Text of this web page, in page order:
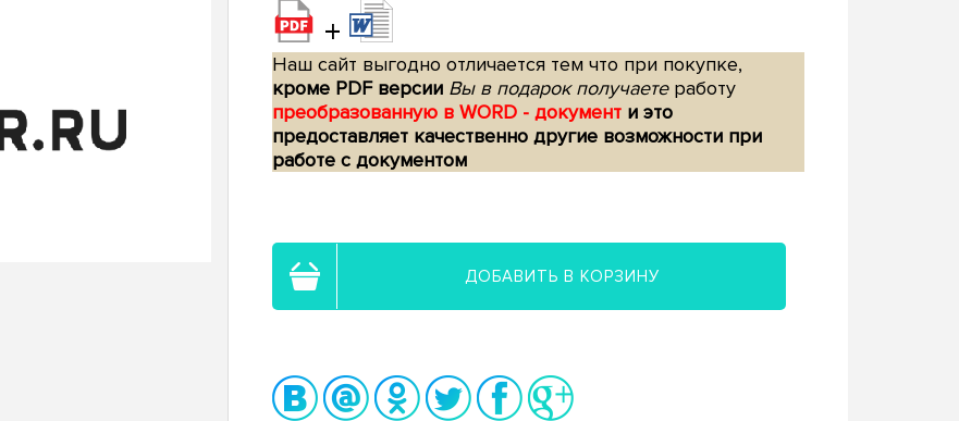
+
Наш сайт выгодно отличается тем что при покупке,
кроме PDF версии Вы в подарок получаетеработу
преобразованную в WORD - документ и это
предоставляет качественно другие возможности при
работе с документом
ДОБАВИТЬ В КОРЗИНУ